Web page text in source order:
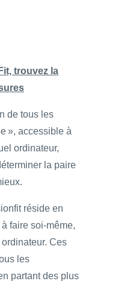
trouvez la
de tous les
», accessible à
ordinateur,
la paire
réside en
faire soi-même,
Ces
les
partant des plus